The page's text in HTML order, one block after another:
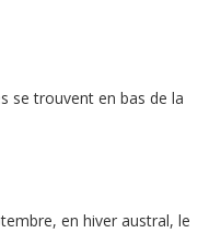
se trouvent en bas de la
en hiver austral, le